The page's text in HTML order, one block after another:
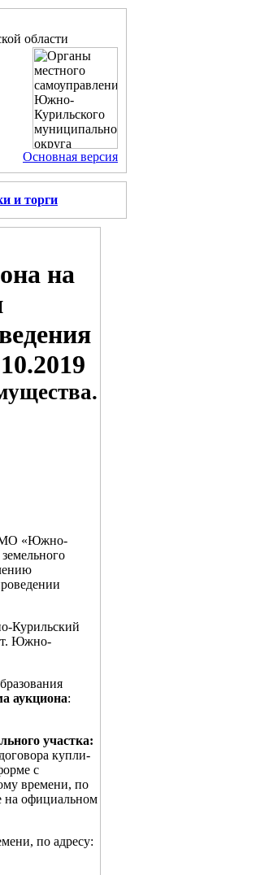
области
Основная версия
и торги
на
МО «Южно-
Курильский
Южно-
аукциона:
участка:
купли-
с
времени, по
на официальном
по адресу: